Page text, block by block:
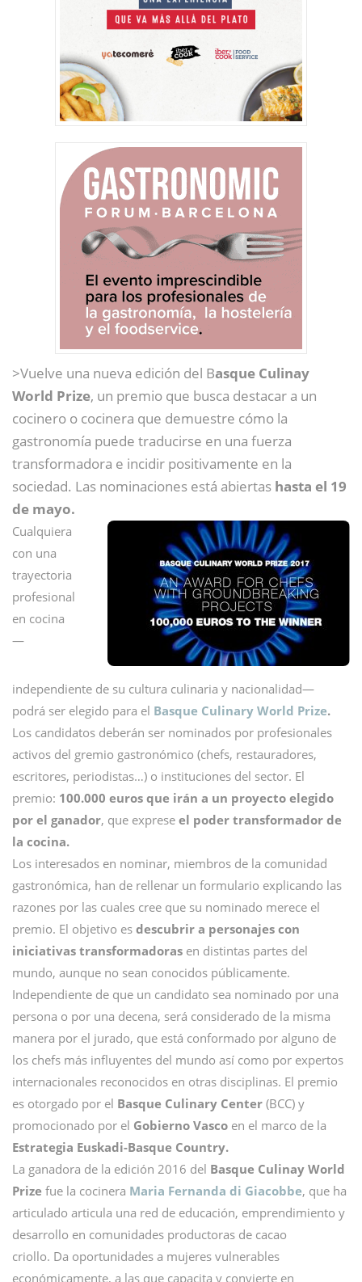
>Vuelve una nueva edición del Basque Culinay
World Prize, un premio que busca destacar a un
cocinero o cocinera que demuestre cómo la
gastronomía puede traducirse en una fuerza
transformadora e incidir positivamente en la
sociedad. Las nominaciones está abiertas hasta el 19
de mayo.
Cualquiera
con una
trayectoria
profesional
en cocina
—
independiente de su cultura culinaria y nacionalidad—
podrá ser elegido para el Basque Culinary World Prize.
Los candidatos deberán ser nominados por profesionales
activos del gremio gastronómico (chefs, restauradores,
escritores, periodistas…) o instituciones del sector. El
premio: 100.000 euros que irán a un proyecto elegido
por el ganador, que exprese el poder transformador de
la cocina.
Los interesados en nominar, miembros de la comunidad
gastronómica, han de rellenar un formulario explicando las
razones por las cuales cree que su nominado merece el
premio. El objetivo es descubrir a personajes con
iniciativas transformadoras en distintas partes del
mundo, aunque no sean conocidos públicamente.
Independiente de que un candidato sea nominado por una
persona o por una decena, será considerado de la misma
manera por el jurado, que está conformado por alguno de
los chefs más influyentes del mundo así como por expertos
internacionales reconocidos en otras disciplinas. El premio
es otorgado por el Basque Culinary Center (BCC) y
promocionado por el Gobierno Vasco en el marco de la
Estrategia Euskadi-Basque Country.
La ganadora de la edición 2016 del Basque Culinay World
Prize fue la cocinera Maria Fernanda di Giacobbe, que ha
articulado articula una red de educación, emprendimiento y
desarrollo en comunidades productoras de cacao
criollo. Da oportunidades a mujeres vulnerables
económicamente, a las que capacita y convierte en